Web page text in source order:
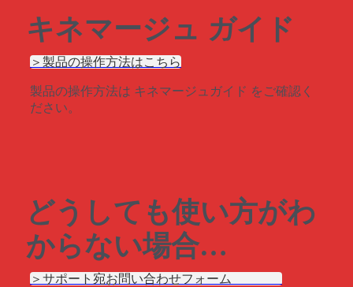
キネマージュ ガイド
＞製品の操作方法はこちら
製品の操作方法は キネマージュガイド をご確認く
ださい。
どうしても使い方がわ
からない場合…
＞サポート宛お問い合わせフォーム